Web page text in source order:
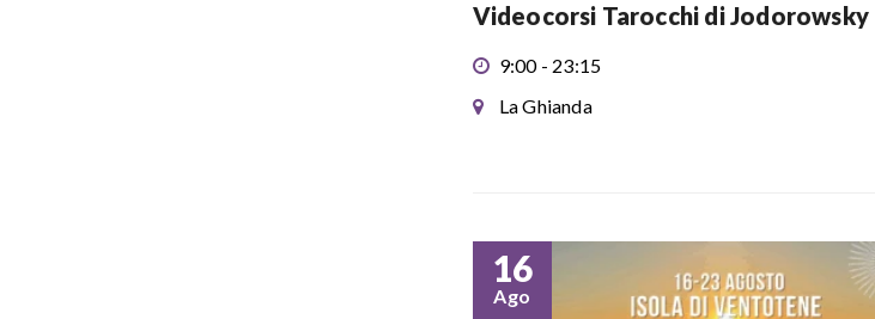
Videocorsi Tarocchi di Jodorowsky
9:00 - 23:15
La Ghianda
16
Ago